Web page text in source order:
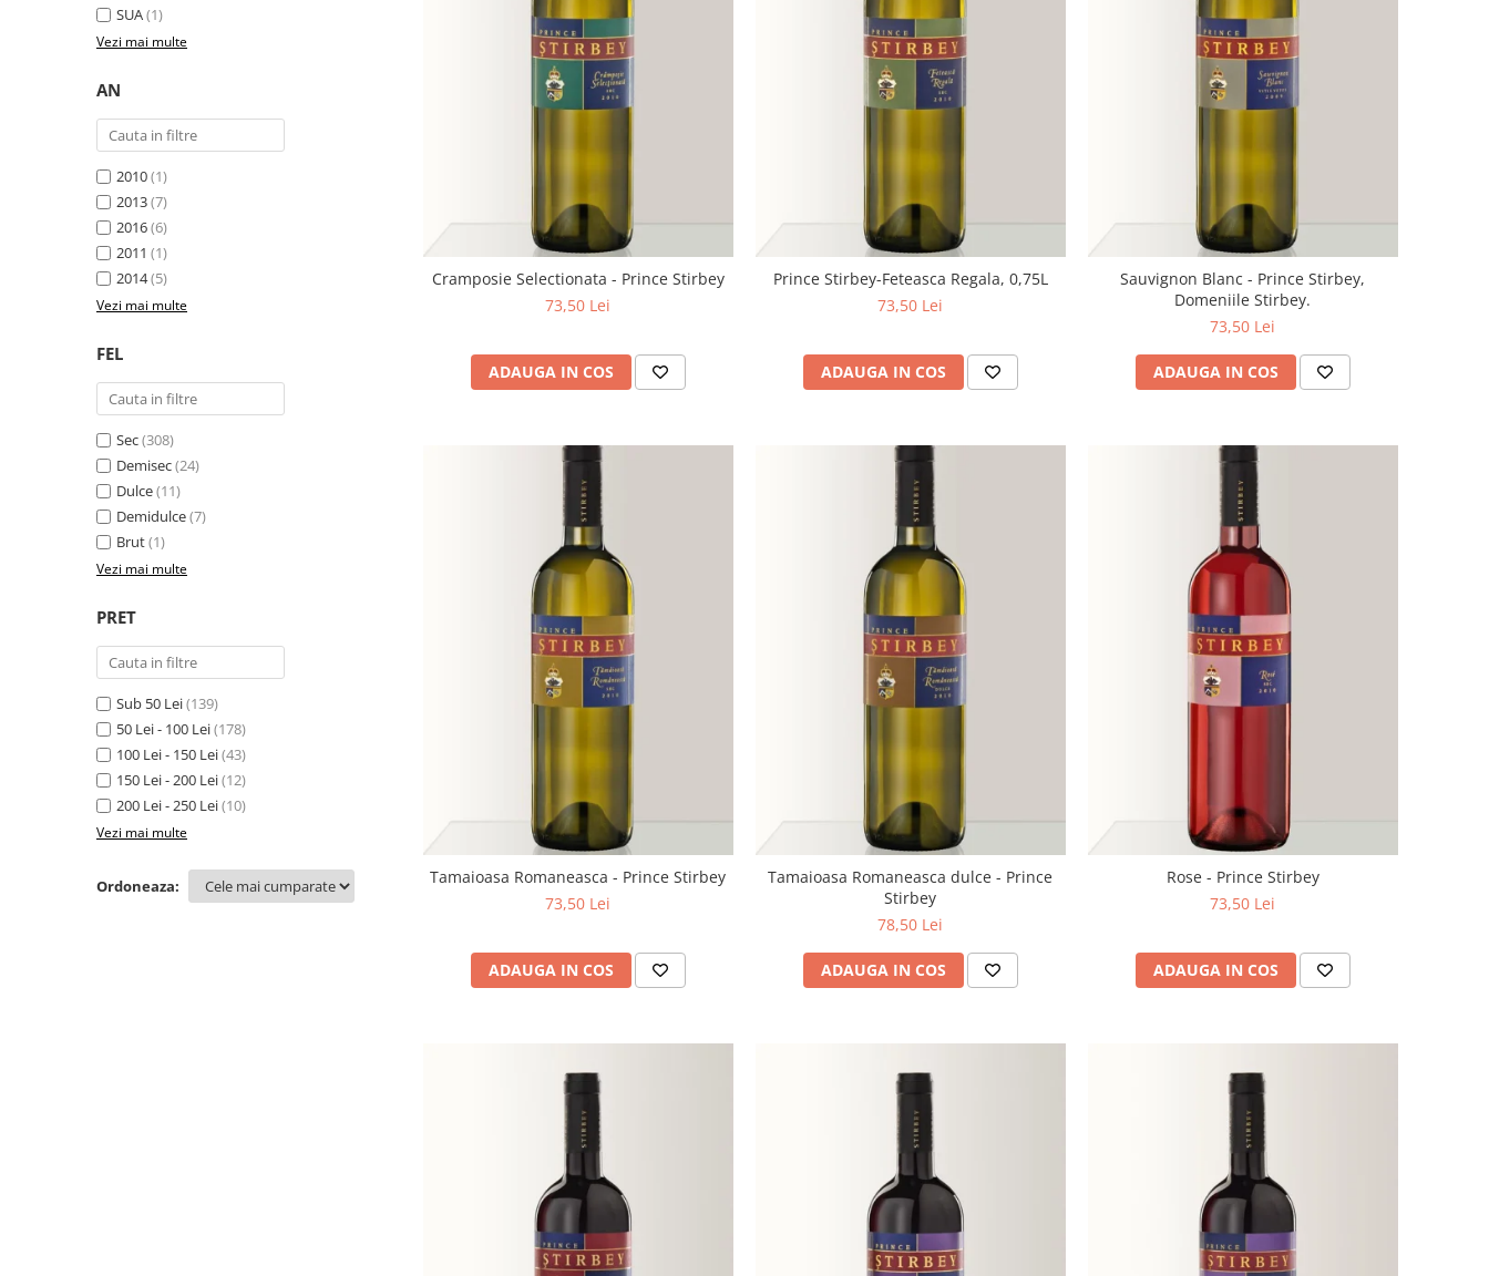
SUA(1)
Vezi mai multe
AN
2010(1)
2013(7)
2016(6)
2011 (1)
2014(5)
Vezi mai multe
FEL
Sec(308)
Demisec(24)
Dulce(11)
Demidulce(7)
Brut(1)
Vezi mai multe
PRET
Sub 50 Lei(139)
50 Lei - 100 Lei(178)
100 Lei - 150 Lei(43)
150 Lei - 200 Lei(12)
200 Lei - 250 Lei(10)
Vezi mai multe
Ordoneaza:
Cramposie Selectionata - Prince Stirbey
73,50 Lei
ADAUGA IN COS
Prince Stirbey-Feteasca Regala, 0,75L
73,50 Lei
ADAUGA IN COS
Sauvignon Blanc - Prince Stirbey,
Domeniile Stirbey.
73,50 Lei
ADAUGA IN COS
Tamaioasa Romaneasca - Prince Stirbey
73,50 Lei
ADAUGA IN COS
Tamaioasa Romaneasca dulce - Prince
Stirbey
78,50 Lei
ADAUGA IN COS
Rose - Prince Stirbey
73,50 Lei
ADAUGA IN COS